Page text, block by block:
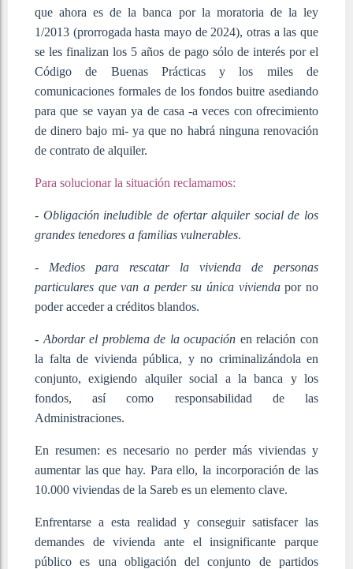
que ahora es de la banca por la moratoria de la ley
1/2013 (prorrogada hasta mayo de 2024), otras a las que
se les finalizan los 5 años de pago sólo de interés por el
Código de Buenas Prácticas y los miles de
comunicaciones formales de los fondos buitre asediando
para que se vayan ya de casa -a veces con ofrecimiento
de dinero bajo mi- ya que no habrá ninguna renovación
de contrato de alquiler.
Para solucionar la situación reclamamos:
- Obligación ineludible de ofertar alquiler social de los
grandes tenedores a familias vulnerables.
- Medios para rescatar la vivienda de personas
particulares que van a perder su única viviendapor no
poder acceder a créditos blandos.
- Abordar el problema de la ocupación en relación con
la falta de vivienda pública, y no criminalizándola en
conjunto, exigiendo alquiler social a la banca y los
fondos, así como responsabilidad de las
Administraciones.
En resumen: es necesario no perder más viviendas y
aumentar las que hay. Para ello, la incorporación de las
10.000 viviendas de la Sareb es un elemento clave.
Enfrentarse a esta realidad y conseguir satisfacer las
demandes de vivienda ante el insignificante parque
público es una obligación del conjunto de partidos